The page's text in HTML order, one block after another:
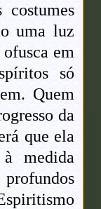
uma luz
em
só
Quem
da
que ela
medida